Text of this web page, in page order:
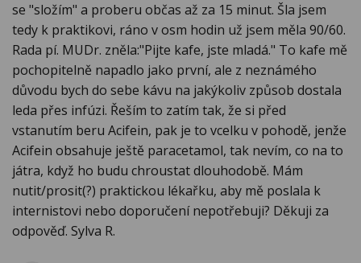
se "složím" a proberu občas až za 15 minut. Šla jsem
tedy k praktikovi, ráno v osm hodin už jsem měla 90/60.
Rada pí. MUDr. zněla:"Pijte kafe, jste mladá." To kafe mě
pochopitelně napadlo jako první, ale z neznámého
důvodu bych do sebe kávu na jakýkoliv způsob dostala
leda přes infúzi. Řeším to zatím tak, že si před
vstanutím beru Acifein, pak je to vcelku v pohodě, jenže
Acifein obsahuje ještě paracetamol, tak nevím, co na to
játra, když ho budu chroustat dlouhodobě. Mám
nutit/prosit(?) praktickou lékařku, aby mě poslala k
internistovi nebo doporučení nepotřebuji? Děkuji za
odpověď. Sylva R.